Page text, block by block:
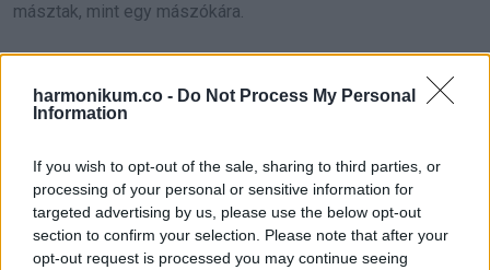
harmonikum.co - Do Not Process My Personal
Information
If you wish to opt-out of the sale, sharing to third parties, or
processing of your personal or sensitive information for
targeted advertising by us, please use the below opt-out
section to confirm your selection. Please note that after your
opt-out request is processed you may continue seeing
másztak, mint egy mászókára.
„Paige”, vágott közbe. A hangja feszes volt, és a mélyén
Letettem a tejesdobozt. „Hová? Mi történt?”
„Az irodában vagyok”, mondta. „Cole bent van az üveg